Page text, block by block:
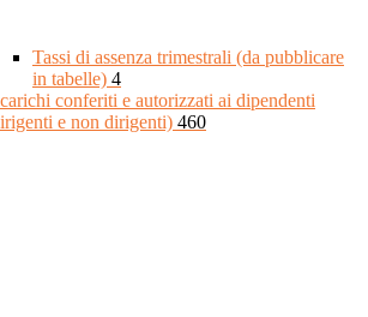
Tassi di assenza trimestrali (da pubblicare
in tabelle) 4
conferiti e autorizzati ai dipendenti
e non dirigenti) 460